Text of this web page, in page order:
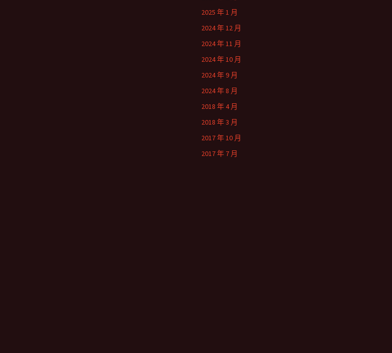
2025 年 1 月
2024 年 12 月
2024 年 11 月
2024 年 10 月
2024 年 9 月
2024 年 8 月
2018 年 4 月
2018 年 3 月
2017 年 10 月
2017 年 7 月